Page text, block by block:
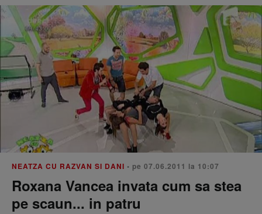
NEATZA CU RAZVAN SI DANI • pe 07.06.2011 la 10:07
Roxana Vancea invata cum sa stea
pe scaun... in patru